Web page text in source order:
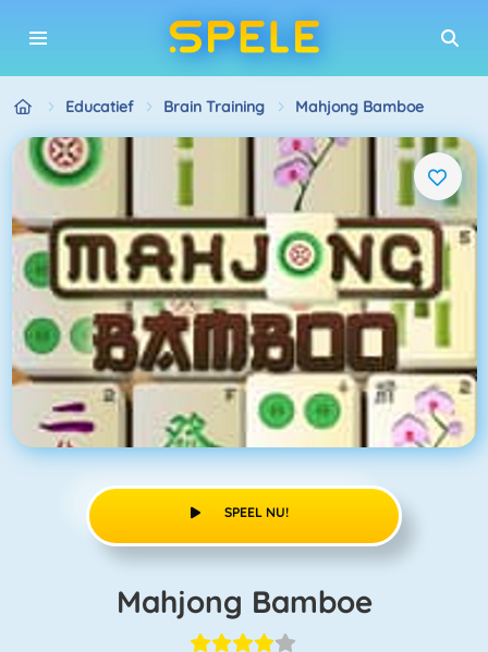
Educatief Brain Training Mahjong Bamboe
SPEEL NU!
Mahjong Bamboe